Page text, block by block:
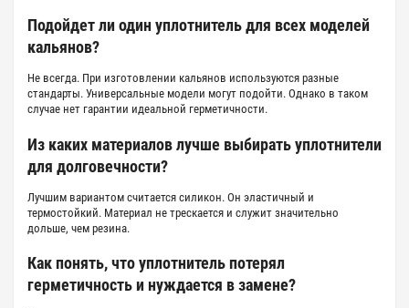
Подойдет ли один уплотнитель для всех моделей
кальянов?
Не всегда. При изготовлении кальянов используются разные
стандарты. Универсальные модели могут подойти. Однако в таком
случае нет гарантии идеальной герметичности.
Из каких материалов лучше выбирать уплотнители
для долговечности?
Лучшим вариантом считается силикон. Он эластичный и
термостойкий. Материал не трескается и служит значительно
дольше, чем резина.
Как понять, что уплотнитель потерял
герметичность и нуждается в замене?